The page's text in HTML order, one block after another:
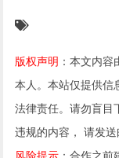
版权声明 ：本文内
本人。本站仅提供信
法律责任。请勿盲目
违规的内容， 请发